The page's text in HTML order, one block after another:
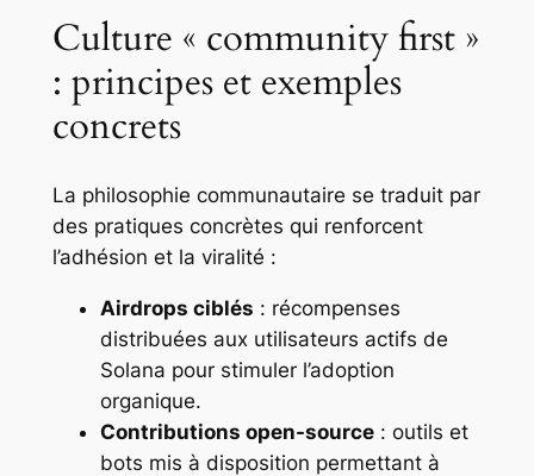
Culture « community first »
: principes et exemples
concrets
La philosophie communautaire se traduit par
des pratiques concrètes qui renforcent
l’adhésion et la viralité :
Airdrops ciblés : récompenses
distribuées aux utilisateurs actifs de
Solana pour stimuler l’adoption
organique.
Contributions open-source: outils et
bots mis à disposition permettant à